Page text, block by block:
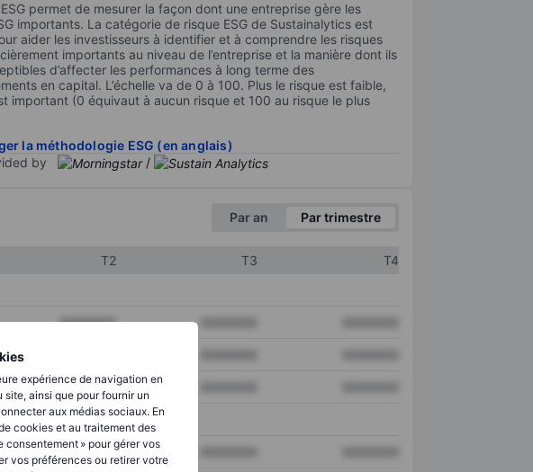
expérience de navigation en
ainsi que pour fournir un
aux médias sociaux. En
cookies et au traitement des
consentement » pour gérer vos
vos préférences ou retirer votre
permet de mesurer la façon dont une entreprise gère les
importants. La catégorie de risque ESG de Sustainalytics est
aider les investisseurs à identifier et à comprendre les risques
importants au niveau de l’entreprise et la manière dont ils
d’affecter les performances à long terme des
en capital. L’échelle va de 0 à 100. Plus le risque est faible,
important (0 équivaut à aucun risque et 100 au risque le plus
la méthodologie ESG (en anglais)
by
/
Par an Par trimestre
T2 T3
T4
XXXXXXX
XXXXXXX
XXXXXXX